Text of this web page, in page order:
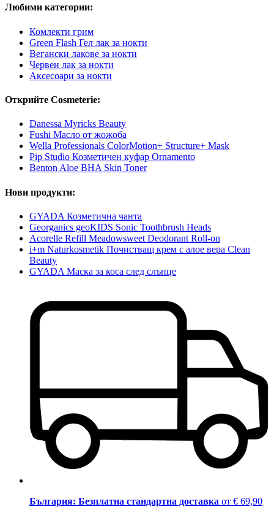
Любими категории:
Комлекти грим
Green Flash Гел лак за нокти
Вегански лакове за нокти
Червен лак за нокти
Аксесоари за нокти
Открийте Cosmeterie:
Danessa Myricks Beauty
Fushi Масло от жожоба
Wella Professionals ColorMotion+ Structure+ Mask
Pip Studio Козметичен куфар Ornamento
Benton Aloe BHA Skin Toner
Нови продукти:
GYADA Козметична чанта
Georganics geoKIDS Sonic Toothbrush Heads
Acorelle Refill Meadowsweet Deodorant Roll-on
i+m Naturkosmetik Почистващ крем с алое вера Clean
Beauty
GYADA Маска за коса след слънце
България: Безплатна стандартна доставка от € 69,90